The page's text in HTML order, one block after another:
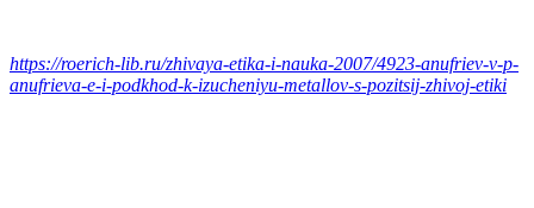
https://roerich-lib.ru/zhivaya-etika-i-nauka-2007/4923-anufriev-v-p-
anufrieva-e-i-podkhod-k-izucheniyu-metallov-s-pozitsij-zhivoj-etiki